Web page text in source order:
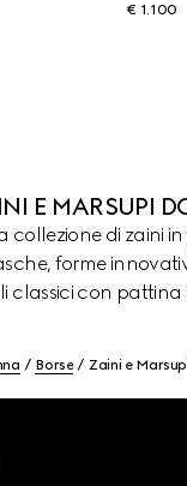
€ 1.100
E MARSUPI
collezione di zaini
forme
classici con pattina
Borse Zaini e